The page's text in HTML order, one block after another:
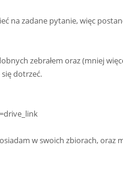
na zadane pytanie, więc
zebrałem oraz (mniej
dotrzeć.
w swoich zbiorach, oraz